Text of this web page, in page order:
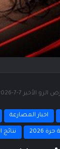
7-7-2026 أحداث كاملة
اخبار المصارعة
2026